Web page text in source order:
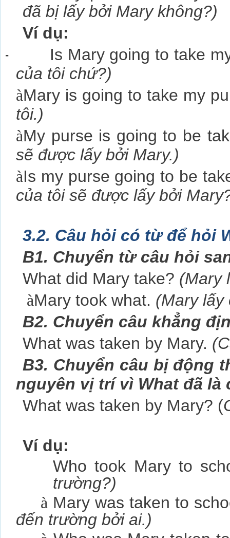
đã bị lấy bởi Mary không?)
Ví dụ:
-
Is Mary going to take
của tôi chứ?)
àMary is going to take my
tôi.)
àMy purse is going to be
sẽ được lấy bởi Mary.)
àIs my purse going to be
của tôi sẽ được lấy bởi
3.2. Câu hỏi có từ để hỏi
B1. Chuyển từ câu hỏi
What did Mary take? (Mary
àMary took what. (Mary lấy
B2. Chuyển câu khẳng
What was taken by Mary.
B3. Chuyển câu bị động
nguyên vị trí vì What đã
What was taken by Mary? (
Ví dụ:
Who took Mary to
trường?)
à Mary was taken to
đến trường bởi ai.)